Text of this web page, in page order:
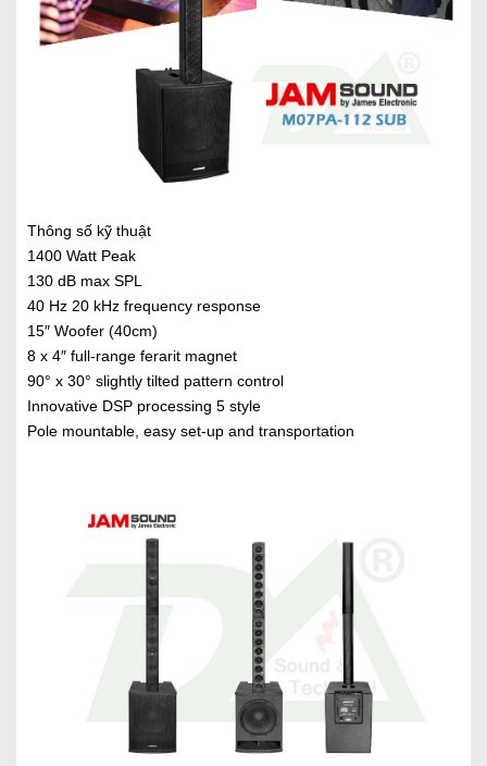
Thông số kỹ thuật
1400 Watt Peak
130 dB max SPL
40 Hz 20 kHz frequency response
15″ Woofer (40cm)
8 x 4″ full-range ferarit magnet
90° x 30° slightly tilted pattern control
Innovative DSP processing 5 style
Pole mountable, easy set-up and transportation